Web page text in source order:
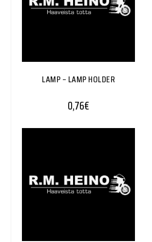
LAMP – LAMP HOLDER
0,76€